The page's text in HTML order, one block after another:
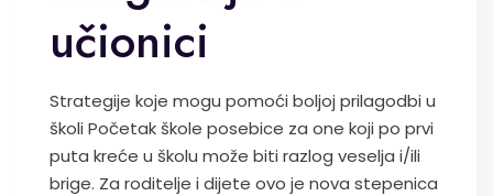
učionici
Strategije koje mogu pomoći boljoj prilagodbi u
školi Početak škole posebice za one koji po prvi
puta kreće u školu može biti razlog veselja i/ili
brige. Za roditelje i dijete ovo je nova stepenica